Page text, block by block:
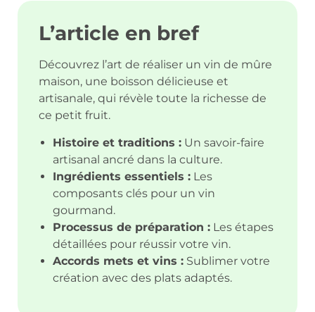
L’article en bref
Découvrez l’art de réaliser un vin de mûre
maison, une boisson délicieuse et
artisanale, qui révèle toute la richesse de
ce petit fruit.
Histoire et traditions : Un savoir-faire
artisanal ancré dans la culture.
Ingrédients essentiels : Les
composants clés pour un vin
gourmand.
Processus de préparation : Les étapes
détaillées pour réussir votre vin.
Accords mets et vins : Sublimer votre
création avec des plats adaptés.